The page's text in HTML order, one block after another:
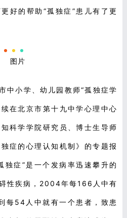
好的帮助“孤独症”患儿有了更
中小学、幼儿园教师“孤独症学
在北京市第十九中学心理中心
科学学院研究员、博士生导师
症的心理认知机制》的专题报
独症”是一个发病率迅速攀升的
性疾病，2004年每166人中有
每54人中就有一个患者，致患